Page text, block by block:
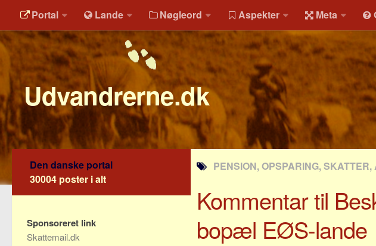
Portal Lande Nøgleord Aspekter Meta
Udvandrerne.dk
PENSION, OPSPARING,
Kommentar til
bopæl EØS-lande
Den danske portal
30004 poster i alt
Sponsoreret link
Skattemail.dk